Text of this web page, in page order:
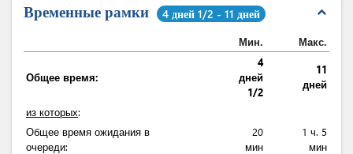
Временные рамки 4 дней 1/2 - 11 дней expand_less
Мин. Макс.
Общее время:
4
дней
1/2
11
дней
из которых:
Общее время ожидания в
очереди:
20
мин
1 ч. 5
мин